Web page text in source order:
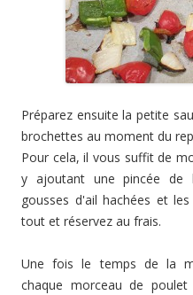
Préparez ensuite la petite
brochettes au moment du
Pour cela, il vous suffit de
y ajoutant une pincée de
gousses d'ail hachées et
tout et réservez au frais.
Une fois le temps de la
chaque morceau de